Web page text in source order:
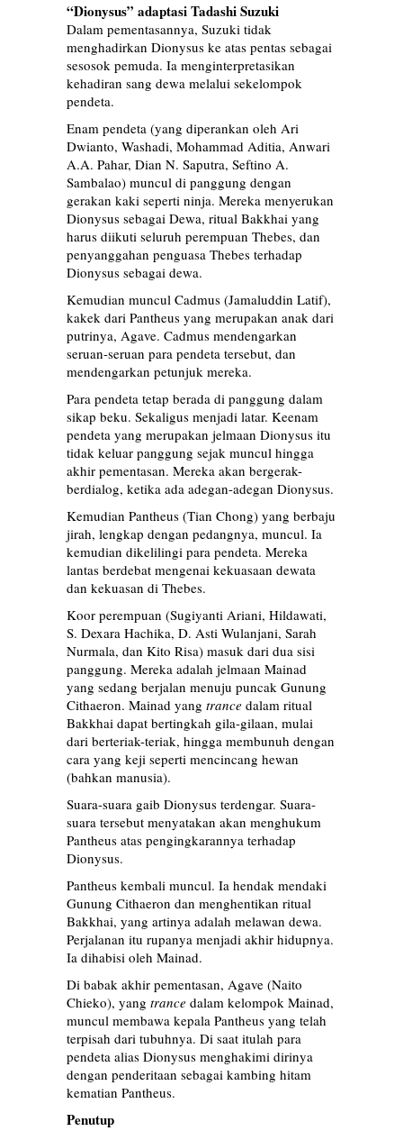
“Dionysus” adaptasi Tadashi Suzuki
Dalam pementasannya, Suzuki tidak
menghadirkan Dionysus ke atas pentas sebagai
sesosok pemuda. Ia menginterpretasikan
kehadiran sang dewa melalui sekelompok
pendeta.
Enam pendeta (yang diperankan oleh Ari
Dwianto, Washadi, Mohammad Aditia, Anwari
A.A. Pahar, Dian N. Saputra, Seftino A.
Sambalao) muncul di panggung dengan
gerakan kaki seperti ninja. Mereka menyerukan
Dionysus sebagai Dewa, ritual Bakkhai yang
harus diikuti seluruh perempuan Thebes, dan
penyanggahan penguasa Thebes terhadap
Dionysus sebagai dewa.
Kemudian muncul Cadmus (Jamaluddin Latif),
kakek dari Pantheus yang merupakan anak dari
putrinya, Agave. Cadmus mendengarkan
seruan-seruan para pendeta tersebut, dan
mendengarkan petunjuk mereka.
Para pendeta tetap berada di panggung dalam
sikap beku. Sekaligus menjadi latar. Keenam
pendeta yang merupakan jelmaan Dionysus itu
tidak keluar panggung sejak muncul hingga
akhir pementasan. Mereka akan bergerak-
berdialog, ketika ada adegan-adegan Dionysus.
Kemudian Pantheus (Tian Chong) yang berbaju
jirah, lengkap dengan pedangnya, muncul. Ia
kemudian dikelilingi para pendeta. Mereka
lantas berdebat mengenai kekuasaan dewata
dan kekuasan di Thebes.
Koor perempuan (Sugiyanti Ariani, Hildawati,
S. Dexara Hachika, D. Asti Wulanjani, Sarah
Nurmala, dan Kito Risa) masuk dari dua sisi
panggung. Mereka adalah jelmaan Mainad
yang sedang berjalan menuju puncak Gunung
Cithaeron. Mainad yang trance dalam ritual
Bakkhai dapat bertingkah gila-gilaan, mulai
dari berteriak-teriak, hingga membunuh dengan
cara yang keji seperti mencincang hewan
(bahkan manusia).
Suara-suara gaib Dionysus terdengar. Suara-
suara tersebut menyatakan akan menghukum
Pantheus atas pengingkarannya terhadap
Dionysus.
Pantheus kembali muncul. Ia hendak mendaki
Gunung Cithaeron dan menghentikan ritual
Bakkhai, yang artinya adalah melawan dewa.
Perjalanan itu rupanya menjadi akhir hidupnya.
Ia dihabisi oleh Mainad.
Di babak akhir pementasan, Agave (Naito
Chieko), yang trance dalam kelompok Mainad,
muncul membawa kepala Pantheus yang telah
terpisah dari tubuhnya. Di saat itulah para
pendeta alias Dionysus menghakimi dirinya
dengan penderitaan sebagai kambing hitam
kematian Pantheus.
Penutup